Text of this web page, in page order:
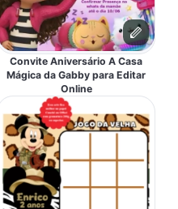
Convite Aniversário A Casa
Mágica da Gabby para Editar
Online